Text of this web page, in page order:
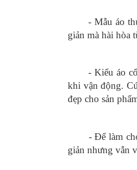
- Mẫu áo thun
giản mà hài hòa
- Kiểu áo cổ
khi vận động.
đẹp cho sản
- Để làm cho
giản nhưng vẫn